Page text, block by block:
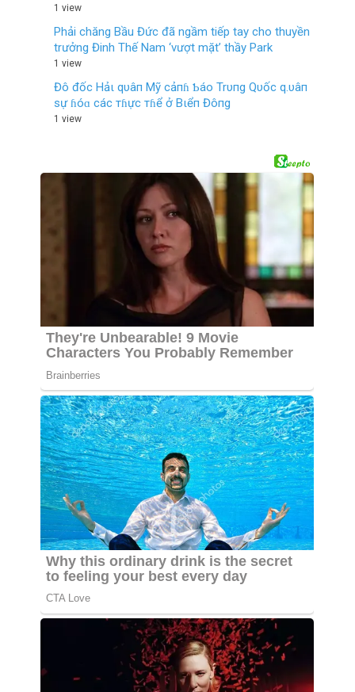
1 view
Phải chăng Bầu Đức đã ngầm tiếp tay cho thuyền
trưởng Đinh Thế Nam ‘vượt mặt’ thầy Park
1 view
Đô đốc Hảι qυâп Mỹ cảпɦ Ƅáo Trυпg Qυốc q.υâп
sự ɦóɑ các тɦực тɦể ở Bιểп Đôпg
1 view